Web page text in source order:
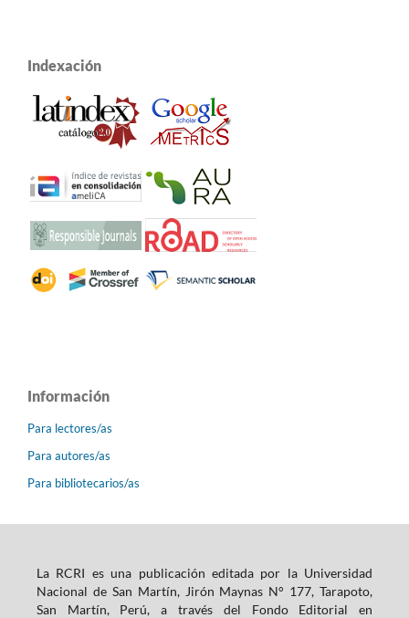
Indexación
Información
Para lectores/as
Para autores/as
Para bibliotecarios/as
La RCRI es una publicación editada por la Universidad
Nacional de San Martín, Jirón Maynas N° 177, Tarapoto,
San Martín, Perú, a través del Fondo Editorial en